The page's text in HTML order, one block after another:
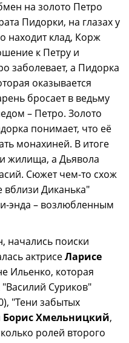
на золото Петро
Пидорки, на глазах у
находит клад, Корж
к Петру и
заболевает, а Пидорка
оказывается
бросает в ведьму
– Петро. Золото
понимает, что её
монахиней. В итоге
жилища, а Дьявола
Сюжет чем-то схож
вблизи Диканька"
энда – возлюбленным
начались поиски
актрисеЛарисе
Ильенко, которая
"Василий Суриков"
"Тени забытых
Борис Хмельницкий,
ролей второго